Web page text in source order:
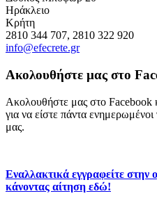
Ηράκλειο
Κρήτη
2810 344 707, 2810 322 920
info@efecrete.gr
Ακολουθήστε μας στο
Ακολουθήστε μας στο Facebook
για να είστε πάντα ενημερωμένοι
μας.
Εναλλακτικά εγγραφείτε
κάνοντας αίτηση εδώ!